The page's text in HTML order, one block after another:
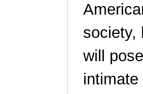
society,
will